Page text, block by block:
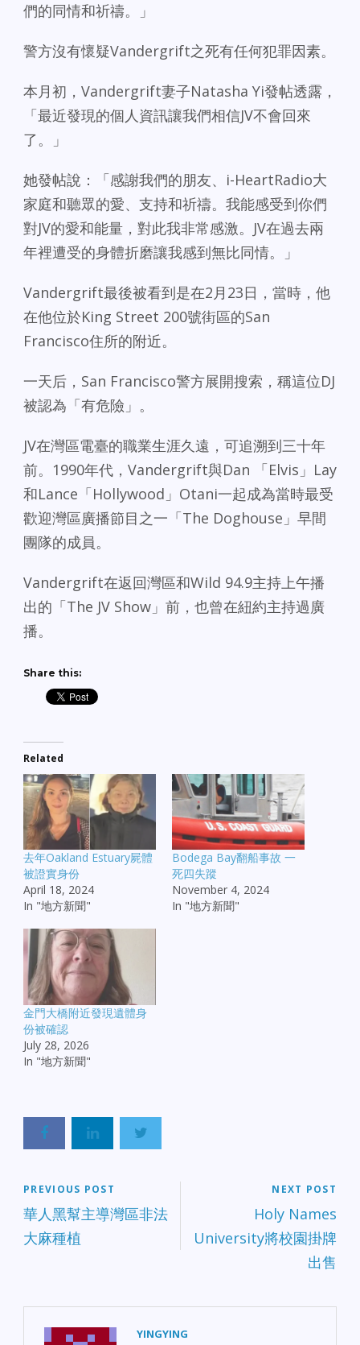
們的同情和祈禱。」
警方沒有懷疑Vandergrift之死有任何犯罪因素。
本月初，Vandergrift妻子Natasha Yi發帖透露，
「最近發現的個人資訊讓我們相信JV不會回來
了。」
她發帖說：「感謝我們的朋友、i-HeartRadio大
家庭和聽眾的愛、支持和祈禱。我能感受到你們
對JV的愛和能量，對此我非常感激。JV在過去兩
年裡遭受的身體折磨讓我感到無比同情。」
Vandergrift最後被看到是在2月23日，當時，他
在他位於King Street 200號街區的San
Francisco住所的附近。
一天后，San Francisco警方展開搜索，稱這位DJ
被認為「有危險」。
JV在灣區電臺的職業生涯久遠，可追溯到三十年
前。1990年代，Vandergrift與Dan 「Elvis」Lay
和Lance「Hollywood」Otani一起成為當時最受
歡迎灣區廣播節目之一「The Doghouse」早間
團隊的成員。
Vandergrift在返回灣區和Wild 94.9主持上午播
出的「The JV Show」前，也曾在紐約主持過廣
播。
Share this:
Related
去年Oakland Estuary屍體
被證實身份
April 18, 2024
In "地方新聞"
Bodega Bay翻船事故 一
死四失蹤
November 4, 2024
In "地方新聞"
金門大橋附近發現遺體身
份被確認
July 28, 2026
In "地方新聞"
PREVIOUS POST
華人黑幫主導灣區非法
大麻種植
NEXT POST
Holy Names
University將校園掛牌
出售
YINGYING